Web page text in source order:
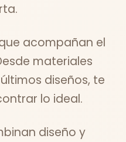
acompañan el
materiales
diseños, te
lo ideal.
diseño y